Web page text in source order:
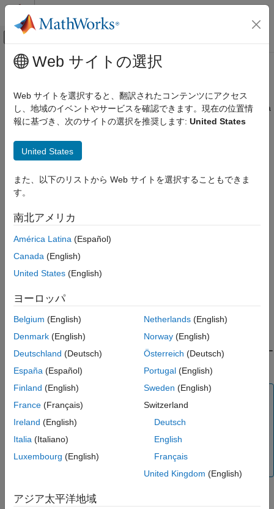
コンテンツへスキップ
オフキャンバス ナビゲーション メ
ドキュメンテーションのホーム
Embedded Coder
アーキテクチャとコンポーネントの設計
イベントベースのスケジューリング
Async Interrupt
項目一覧
例
端子
パラメーター
バージョン履歴
メインコンテンツ
Async Interrupt
下流のサブシステムまたは Task Sync ブロックを実行する Versa
Module Eurocard (VME) 割り込みサービス ルーチン (ISR) を生
このページをすべて展開する
Simulink Coder / Asynchronous / Interrupt
説明
VME 割り込みレベルごとに以下のいずれかを呼び出す割り込み
サービス ルーチン (ISR) を生成します。
Function Call Subsystem
Task Syncブロック
関数呼び出し入力イベント用に構成された Stateflow
チャー
メモ
シミュレーションとコード生成用に Interrupt Templates
ブロック ライブラリ (
Async Interrupt
ブロックを使用します。これらのブロックは、ターゲット
例を提供します。
前提条件と制限
Web サイトの選択
Web サイトを選択すると、翻訳されたコンテンツにアクセス
し、地域のイベントやサービスを確認できます。現在の位置情
報に基づき、次のサイトの選択を推奨します: United States
United States
また、以下のリストから Web サイトを選択することもできま
す。
南北アメリカ
América Latina (Español)
Canada (English)
United States (English)
ヨーロッパ
Belgium (English)
Denmark (English)
Deutschland (Deutsch)
España (Español)
Finland (English)
France (Français)
Ireland (English)
Italia (Italiano)
Luxembourg (English)
Netherlands(English)
Norway(English)
Österreich (Deutsch)
Portugal(English)
Sweden (English)
Switzerland
Deutsch
English
Français
United Kingdom (English)
アジア太平洋地域